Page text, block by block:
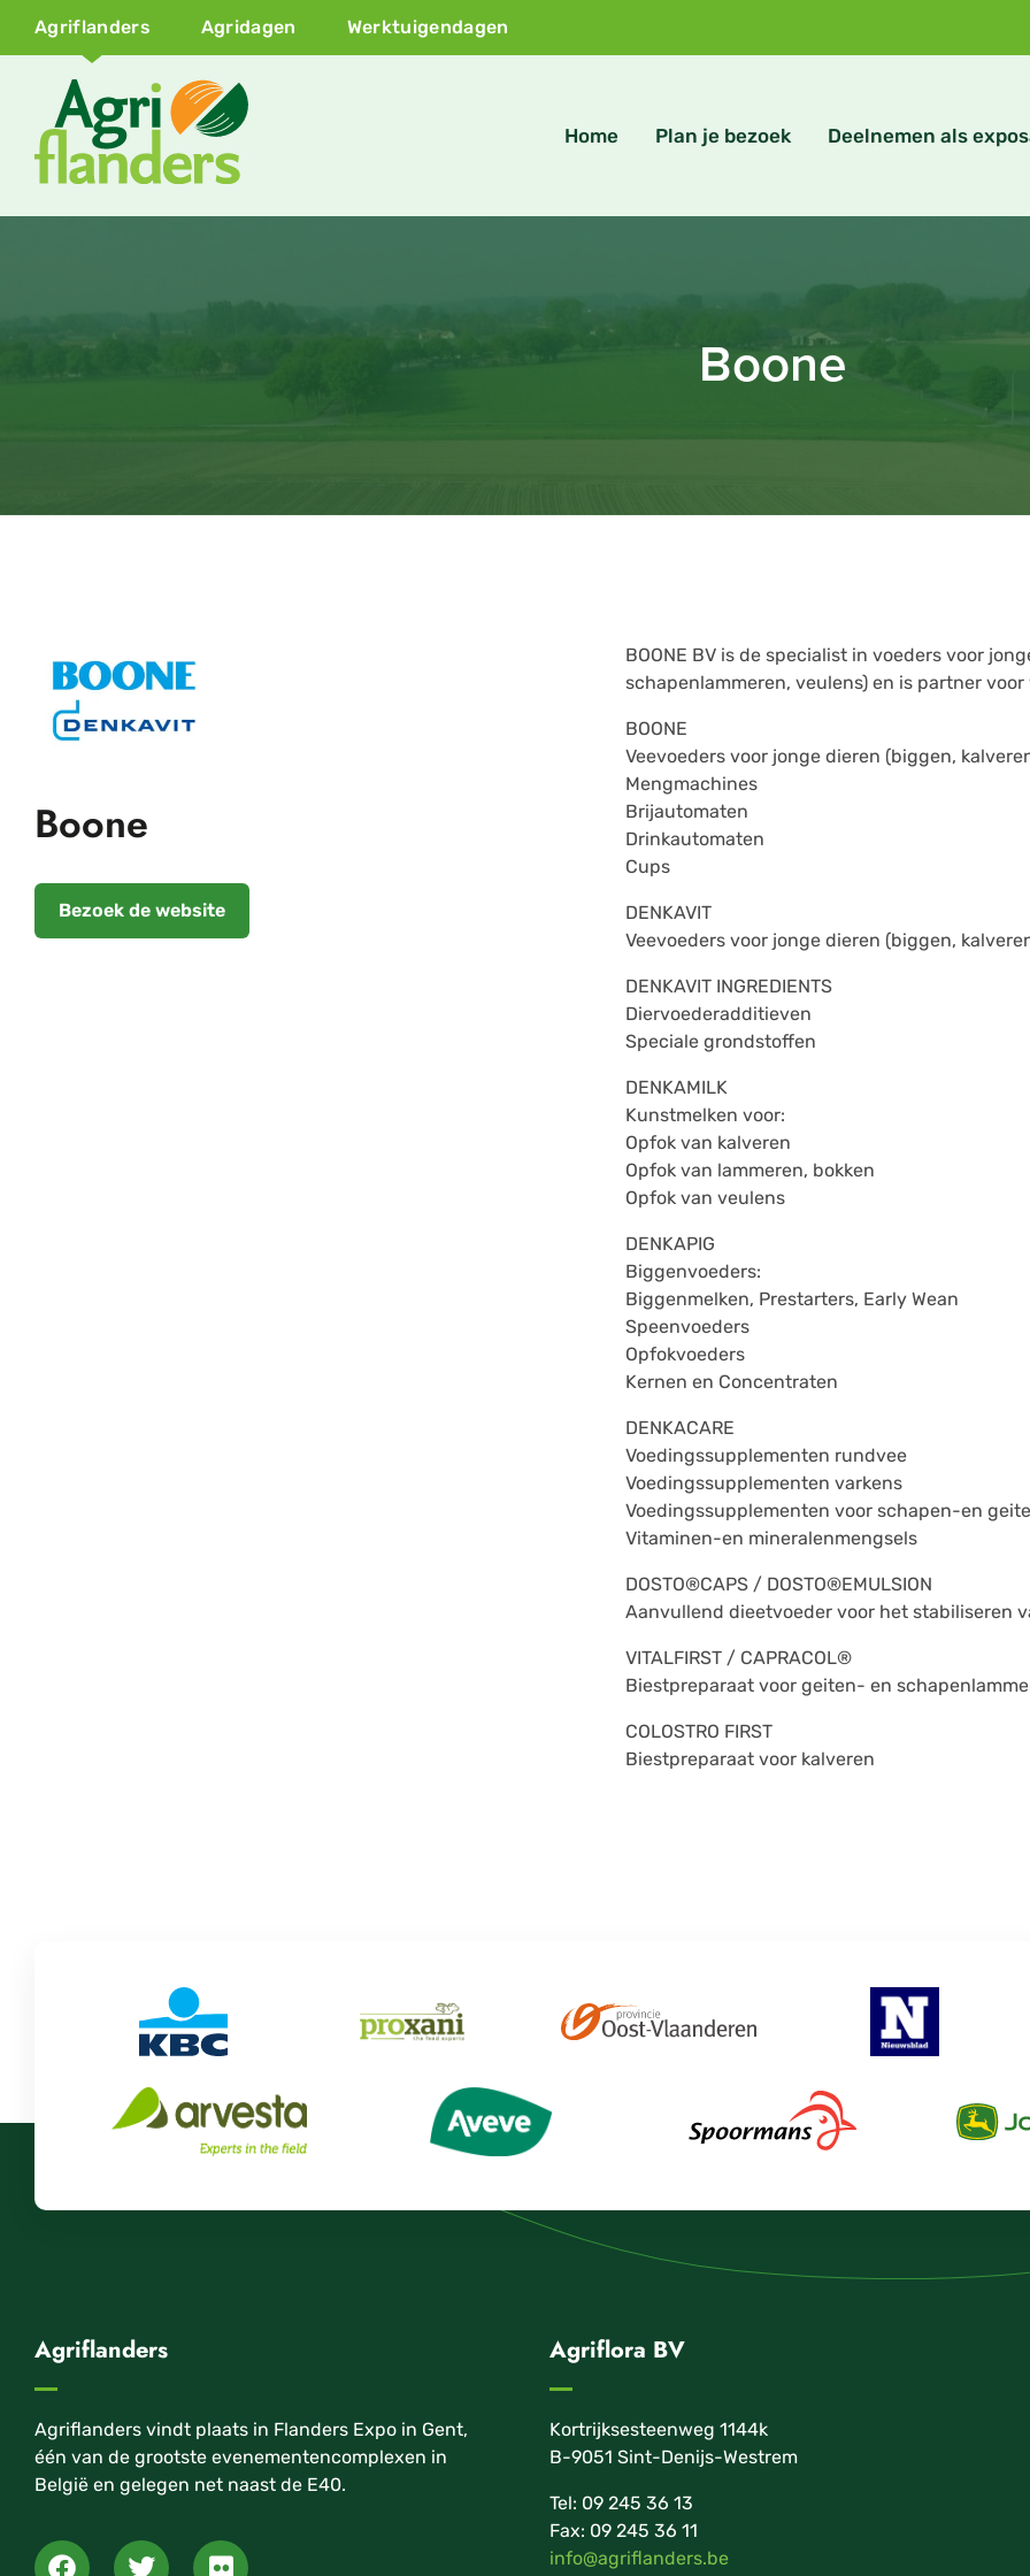
Agriflanders Agridagen Werktuigendagen
Home Plan je bezoek Deelnemen als
Boone
Boone
Bezoek de website
BOONE BV is de specialist in voeders voor
schapenlammeren, veulens) en is partner
BOONE
Veevoeders voor jonge dieren (biggen,
Mengmachines
Brijautomaten
Drinkautomaten
Cups
DENKAVIT
Veevoeders voor jonge dieren (biggen,
DENKAVIT INGREDIENTS
Diervoederadditieven
Speciale grondstoffen
DENKAMILK
Kunstmelken voor:
Opfok van kalveren
Opfok van lammeren, bokken
Opfok van veulens
DENKAPIG
Biggenvoeders:
Biggenmelken, Prestarters, Early Wean
Speenvoeders
Opfokvoeders
Kernen en Concentraten
DENKACARE
Voedingssupplementen rundvee
Voedingssupplementen varkens
Voedingssupplementen voor schapen-en
Vitaminen-en mineralenmengsels
DOSTO®CAPS / DOSTO®EMULSION
Aanvullend dieetvoeder voor het stabiliseren
VITALFIRST / CAPRACOL®
Biestpreparaat voor geiten- en
COLOSTRO FIRST
Biestpreparaat voor kalveren
Agriflanders
Agriflanders vindt plaats in Flanders Expo in Gent,
één van de grootste evenementencomplexen in
België en gelegen net naast de E40.
Agriflora BV
Kortrijksesteenweg 1144k
B-9051 Sint-Denijs-Westrem
Tel: 09 245 36 13
Fax: 09 245 36 11
info@agriflanders.be